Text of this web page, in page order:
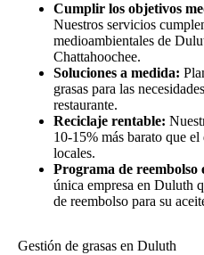
Cumplir los objetivos
Nuestros servicios
medioambientales de
Chattahoochee.
Soluciones a medida:
grasas para las
restaurante.
Reciclaje rentable:
10-15% más barato que el
locales.
Programa de reembolso
única empresa en Duluth
de reembolso para su
Gestión de grasas en Duluth